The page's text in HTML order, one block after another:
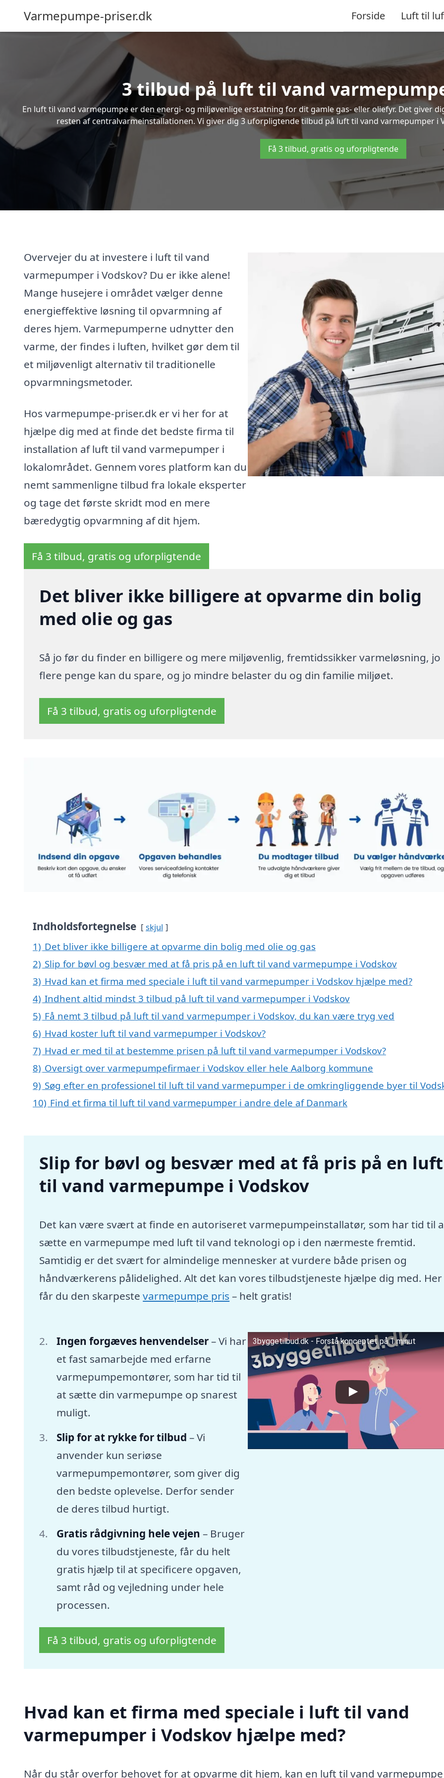
Varmepumpe-priser.dk Forside Luft til
3 tilbud på luft til vand
En luft til vand varmepumpe er den energi- og miljøvenlige erstatning for dit gamle gas- eller oliefyr. Det giver
resten af centralvarmeinstallationen. Vi giver dig 3 uforpligtende tilbud på luft til vand varmepumper i
Få 3 tilbud, gratis og uforpligtende
Overvejer du at investere i luft til vand
varmepumper i Vodskov? Du er ikke alene!
Mange husejere i området vælger denne
energieffektive løsning til opvarmning af
deres hjem. Varmepumperne udnytter den
varme, der findes i luften, hvilket gør dem til
et miljøvenligt alternativ til traditionelle
opvarmningsmetoder.
Hos varmepumpe-priser.dk er vi her for at
hjælpe dig med at finde det bedste firma til
installation af luft til vand varmepumper i
lokalområdet. Gennem vores platform kan du
nemt sammenligne tilbud fra lokale eksperter
og tage det første skridt mod en mere
bæredygtig opvarmning af dit hjem.
Få 3 tilbud, gratis og uforpligtende
Det bliver ikke billigere at opvarme din bolig
med olie og gas
Så jo før du finder en billigere og mere miljøvenlig, fremtidssikker varmeløsning, jo
flere penge kan du spare, og jo mindre belaster du og din familie miljøet.
Få 3 tilbud, gratis og uforpligtende
Indholdsfortegnelse skjul
1) Det bliver ikke billigere at opvarme din bolig med olie og gas
2) Slip for bøvl og besvær med at få pris på en luft til vand varmepumpe i Vodskov
3) Hvad kan et firma med speciale i luft til vand varmepumper i Vodskov hjælpe med?
4) Indhent altid mindst 3 tilbud på luft til vand varmepumper i Vodskov
5) Få nemt 3 tilbud på luft til vand varmepumper i Vodskov, du kan være tryg ved
6) Hvad koster luft til vand varmepumper i Vodskov?
7) Hvad er med til at bestemme prisen på luft til vand varmepumper i Vodskov?
8) Oversigt over varmepumpefirmaer i Vodskov eller hele Aalborg kommune
9) Søg efter en professionel til luft til vand varmepumper i de omkringliggende byer til
10) Find et firma til luft til vand varmepumper i andre dele af Danmark
Slip for bøvl og besvær med at få pris på en luft
til vand varmepumpe i Vodskov
Det kan være svært at finde en autoriseret varmepumpeinstallatør, som har tid til
sætte en varmepumpe med luft til vand teknologi op i den nærmeste fremtid.
Samtidig er det svært for almindelige mennesker at vurdere både prisen og
håndværkerens pålidelighed. Alt det kan vores tilbudstjeneste hjælpe dig med. Her
får du den skarpestevarmepumpe pris – helt gratis!
Ingen forgæves henvendelser– Vi har
et fast samarbejde med erfarne
varmepumpemontører, som har tid til
at sætte din varmepumpe op snarest
muligt.
Slip for at rykke for tilbud – Vi
anvender kun seriøse
varmepumpemontører, som giver dig
den bedste oplevelse. Derfor sender
de deres tilbud hurtigt.
Gratis rådgivning hele vejen – Bruger
du vores tilbudstjeneste, får du helt
gratis hjælp til at specificere opgaven,
samt råd og vejledning under hele
processen.
3byggetilbud.dk - Forstå konceptet på 1 minut
Få 3 tilbud, gratis og uforpligtende
Hvad kan et firma med speciale i luft til vand
varmepumper i Vodskov hjælpe med?
Når du står overfor behovet for at opvarme dit hjem, kan en luft til vand